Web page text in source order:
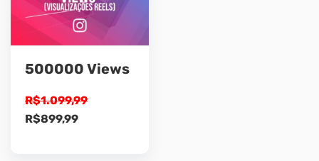
500000 Views
R$1.099,99
O
R$899,99O